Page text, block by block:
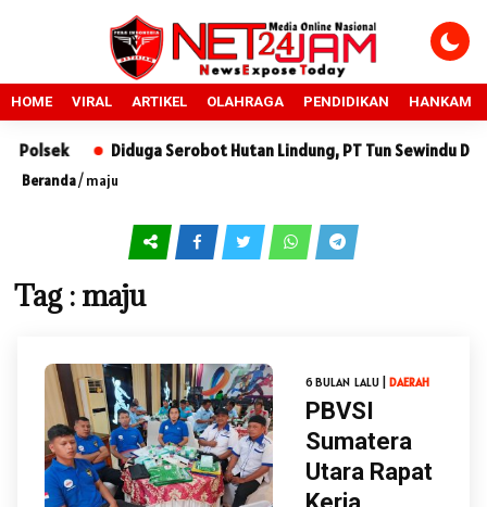
HOME VIRAL ARTIKEL OLAHRAGA PENDIDIKAN HANKAM
Diduga Serobot Hutan Lindung, PT Tun Sewindu
Beranda/maju
Tag : maju
6 BULAN LALU | DAERAH
PBVSI
Sumatera
Utara Rapat